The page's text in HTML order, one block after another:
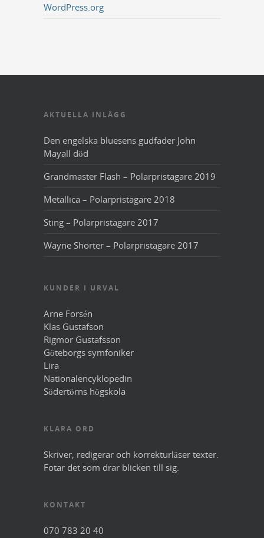
WordPress.org
AKTUELLA INLÄGG
Den engelska bluesens gudfader John
Mayall död
Grandmaster Flash – Polarpristagare 2019
Metallica – Polarpristagare 2018
Sting – Polarpristagare 2017
Wayne Shorter – Polarpristagare 2017
KUNDER I URVAL
Arne Forsén
Klas Gustafson
Rigmor Gustafsson
Göteborgs symfoniker
Lira
Nationalencyklopedin
Södertörns högskola
KLARA ORD
Skriver, redigerar och korrekturläser texter.
Fotar det som drar blicken till sig.
KONTAKT
070 783 20 40